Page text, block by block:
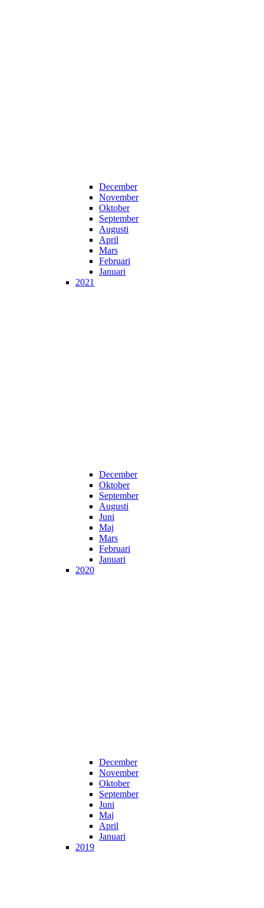
December
November
Oktober
September
Augusti
April
Mars
Februari
Januari
2021
December
Oktober
September
Augusti
Juni
Maj
Mars
Februari
Januari
2020
December
November
Oktober
September
Juni
Maj
April
Januari
2019